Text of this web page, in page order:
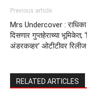
Previous article
Mrs Undercover :
दिसणार गुप्तहेराच्या भूमिकेत;
अंडरकव्हर’ ओटीटीवर रिलीज
RELATED ARTICLES